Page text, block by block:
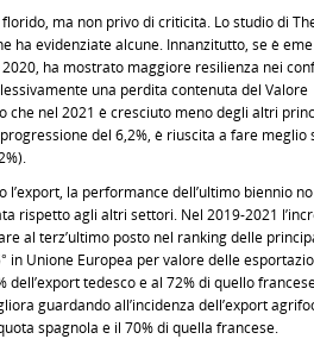
ma non privo di criticità. Lo studio di
ha evidenziate alcune. Innanzitutto, se è
ha mostrato maggiore resilienza nei
una perdita contenuta del Valore
che nel 2021 è cresciuto meno degli altri
del 6,2%, è riuscita a fare meglio
l’export, la performance dell’ultimo biennio
rispetto agli altri settori. Nel 2019-2021
al terz’ultimo posto nel ranking delle
in Unione Europea per valore delle
tedesco e al 72% di quello
guardando all’incidenza dell’export
spagnola e il 70% di quella francese.